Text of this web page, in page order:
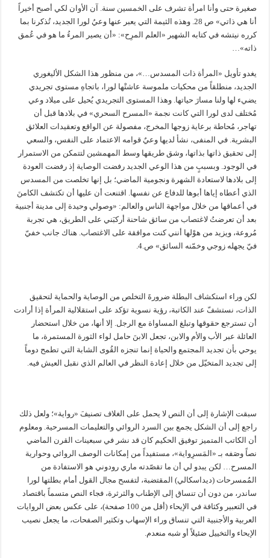
صغيرة حتى وأنا امرأة تشرف على الخمسين سنة. آن الأوان لكي أصبح أخيراً
أنا هي ذاتي» ص 28. وهذه الثيمة التي يعبر عنها وعيُ لورا الجديد، تُذكرنا بما
كرره نيتشه في كتابه الشهير «العلم المرِح»: «أن يصير المرءُ ما هو في عُمق
ذاته»…
يغدو تأويل «المرأة ذات المسدس…»، من منظور هذا الشكل الأليغوري
الجديد، منطلقاً من محكيات ملموسة عاشتْها لورا، باتجاهِ مستوى تجريدي
يضيء لها ولنا مسارَ حياتها. وهذا المستوى التجريدي يُحيل على ميلاد وعي
مُختلف لدى لورا التي كانت نجمة «المسرح السحري» في بلادها قبل أن
تهاجر، مُحاطة برعاية زوجها المخرج، مفصولة عن الواقع وتعقيدات العلائق
البشرية. في المنفى، نشأ لديها وعيٌ قوامه الاعتماد على النفس، والسعي
إلى تحقيق ذاتها بذاتها، وشق طريقها وسط المهمشين لتتمكن من الاستمرار
في الوجود. وبسببٍ من هذا الوعي الجديد رفضت الوصاية إذ رفضت العودة
إلى بلادها لاستعادة الشهرة ونجومية الماضي؛ بل إنها تخلصت من المسدس
الذي أعطاه إياها أبوها للدفاع عن نفسها. اقتنعت أن عليها أن تكتشف الكامنَ
في أعماقها من خلال مواجهة الناس والعالم: «وصولي وحيدة إلى مدينة أجنبية
بعد أن تعرضتُ لاغتصاب من سائق شاحنة أركبَني على الطريق، هي تجربة
مُروعة، ويزيد من هوْلها أنني كنت موافقة على الاغتصاب. هناك جانب خفيّ
فيّ يجهله زوجي وخمّنه السائق» ص.4.
لكن وراء استكشاف البطلة ضرورةَ التخلص من الوصاية والحماية لتحقيق
الذات، نستشفّ عند الكاتبة، رؤية نسوية تؤكد على استقلالية المرأة إذا أرادت
أن تسترجع حقوقها وتبلغ المساواة مع الرجل. إلا أنها، من خلال استحضار
العائلة عبر الأب والأم والابن، تجعل الابنَ حامل لواء الثورة المستمرة، ما
يوحي بأن تجديد المجتمع والحياة إنما تنجزه القُوى الشابة التي تطمح دوماً
إلى تجديد المتخيّل من خلال إعادة النظر في العالم الذي نقبل العيش فيه.
سبقت الإشارة إلى أن النص لا يحمل على الغلاف تصنيفَ «رواية»؛ ولعل ذلك
راجع إلى أن الشكل يجمع بين السرد الروائي والتعليمات المسرحية. ومعلوم
أن الكاتب المتميز توفيق الحكيم كان قد نشر في سبعينات القرن الماضي
نصاً وصَفه بـ «المَسرِواية»، مستفيداً من إمكانات الوصف الروائي وحوارية
المسرح… لكن يبدو لي أن ما تقصّدته ماري رودوني هو الاستفادة من
المُمسرحات (ديداسكالي) المقتضبة، لتفسح مجال القول أمام بطلتها لورا
ساندر، من دون أن تنساق إلى الإطناب والثرثرة، فجاء النص متسماً باقتصاد
في التعبير وكثافة في الإيحاء (أقل من 100 صفحة)، على عكس بعض الروايات
العربية والأجنبية التي تنساق وراء الإسهاب وتكثير الصفحات، ما يجعل نصيب
الإيحاء والتخييل ضئيلاً أو شبه منعدم.